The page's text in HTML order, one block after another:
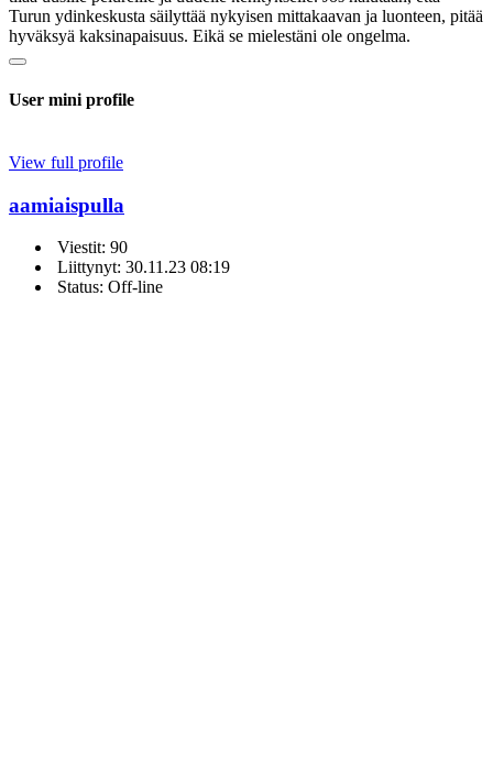
Turun ydinkeskusta säilyttää nykyisen mittakaavan ja luonteen, pitää
hyväksyä kaksinapaisuus. Eikä se mielestäni ole ongelma.
User mini profile
View full profile
aamiaispulla
Viestit: 90
Liittynyt: 30.11.23 08:19
Status: Off-line